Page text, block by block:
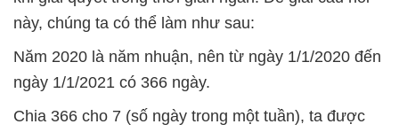
này, chúng ta có thể làm như sau:
Năm 2020 là năm nhuận, nên từ ngày 1/1/2020 đến
ngày 1/1/2021 có 366 ngày.
Chia 366 cho 7 (số ngày trong một tuần), ta được